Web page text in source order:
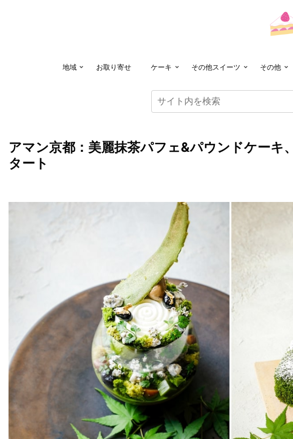
地域 お取り寄せ ケーキ その他スイーツ その他
アマン京都：美麗抹茶パフェ&パウンドケーキ
タート